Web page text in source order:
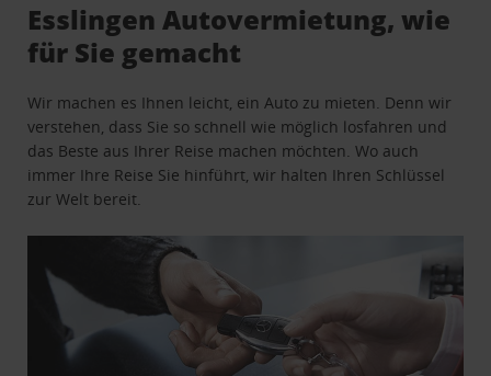
Esslingen Autovermietung, wie
für Sie gemacht
Wir machen es Ihnen leicht, ein Auto zu mieten. Denn wir
verstehen, dass Sie so schnell wie möglich losfahren und
das Beste aus Ihrer Reise machen möchten. Wo auch
immer Ihre Reise Sie hinführt, wir halten Ihren Schlüssel
zur Welt bereit.